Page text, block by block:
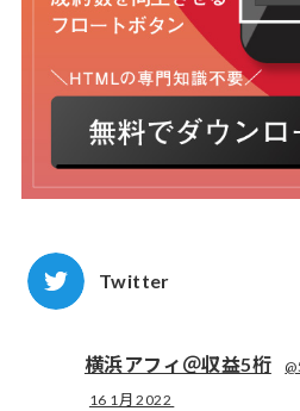
Twitter
横浜アフィ＠収益5桁
16 1月 2022